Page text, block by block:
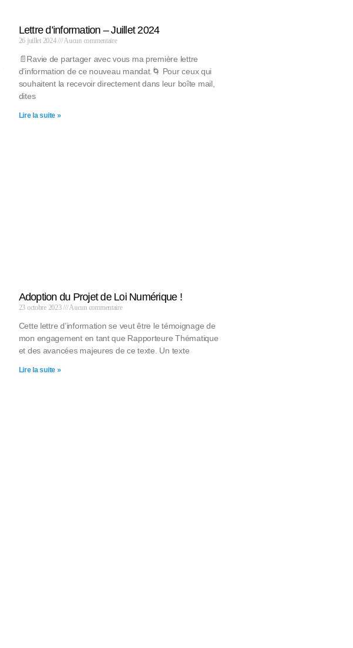
Lettre d’information – Juillet 2024
26 juillet 2024 Aucun commentaire
📄Ravie de partager avec vous ma première lettre
d’information de ce nouveau mandat.🌀 Pour ceux qui
souhaitent la recevoir directement dans leur boîte mail,
dites
Lire la suite »
Adoption du Projet de Loi Numérique !
23 octobre 2023 Aucun commentaire
Cette lettre d’information se veut être le témoignage de
mon engagement en tant que Rapporteure Thématique
et des avancées majeures de ce texte. Un texte
Lire la suite »